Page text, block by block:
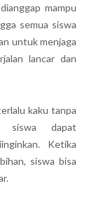
mampu
semua siswa
untuk menjaga
lancar dan
kaku tanpa
siswa dapat
Ketika
siswa bisa